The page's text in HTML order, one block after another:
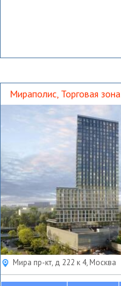
Мираполис, Торговая зона
Мира пр-кт, д 222 к 4, Москва